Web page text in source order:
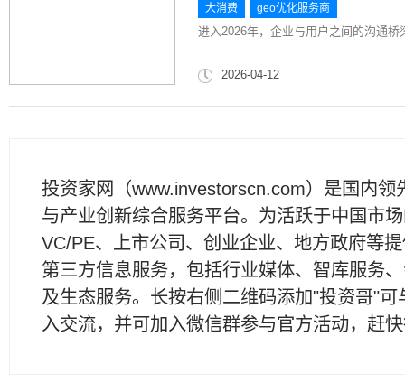
大消费 geo优化服务商
进入2026年，企业与用户之间的沟通
2026-04-12
投资家网（www.investorscn.com）是国内领
与产业创新综合服务平台。为活跃于中国市
VC/PE、上市公司、创业企业、地方政府等
第三方信息服务，包括行业媒体、智库服务
及生态服务。长按右侧二维码添加"投资哥"可
入交流，并可加入微信群参与官方活动，赶